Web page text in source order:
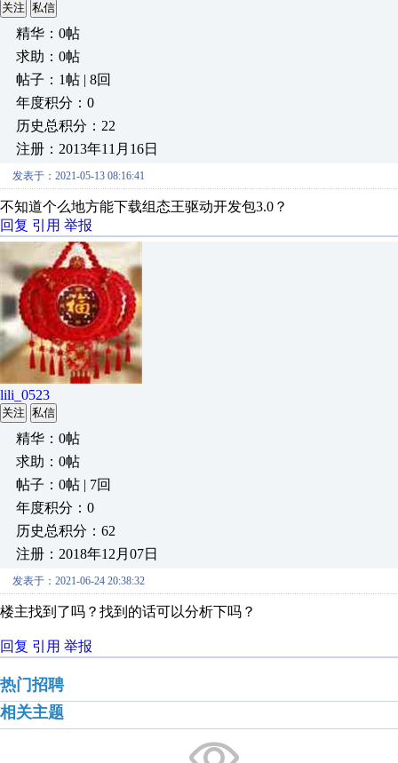
关注 私信
精华：0帖
求助：0帖
帖子：1帖 | 8回
年度积分：0
历史总积分：22
注册：2013年11月16日
发表于：2021-05-13 08:16:41
不知道个么地方能下载组态王驱动开发包3.0？
回复 引用 举报
lili_0523
关注 私信
精华：0帖
求助：0帖
帖子：0帖 | 7回
年度积分：0
历史总积分：62
注册：2018年12月07日
发表于：2021-06-24 20:38:32
楼主找到了吗？找到的话可以分析下吗？
回复 引用 举报
热门招聘
相关主题